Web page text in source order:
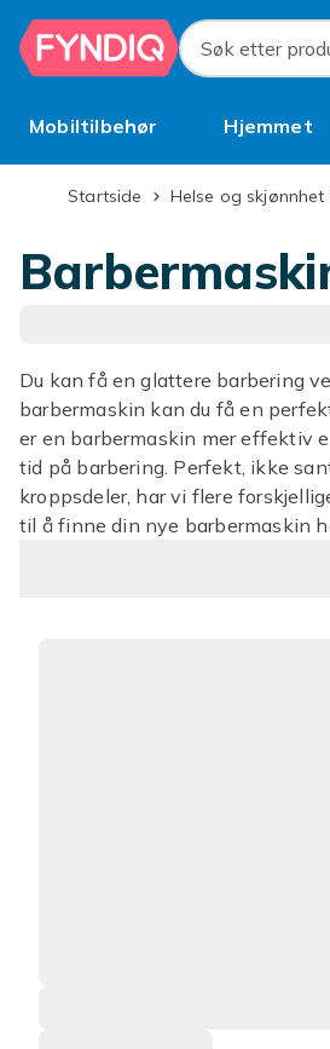
Hopp til hovedinnhold
Søk etter
Mobiltilbehør Hjemmet
BruktStartside Helse og skjønnhet
Du kan få en glattere barbering
barbermaskin kan du få en
er en barbermaskin mer effektiv
tid på barbering. Perfekt, ikke
kroppsdeler, har vi flere
til å finne din nye barbermaskin